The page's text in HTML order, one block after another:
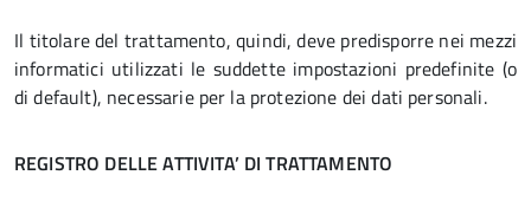
Il titolare del trattamento, quindi, deve predisporre nei mezzi
informatici utilizzati le suddette impostazioni predefinite (o
di default), necessarie per la protezione dei dati personali.
REGISTRO DELLE ATTIVITA’ DI TRATTAMENTO